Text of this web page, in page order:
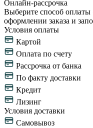
Онлайн-рассрочка
Выберите способ
оформлении заказа и
Условия оплаты
Картой
Оплата по счету
Рассрочка от банка
По факту доставки
Кредит
Лизинг
Условия доставки
Самовывоз